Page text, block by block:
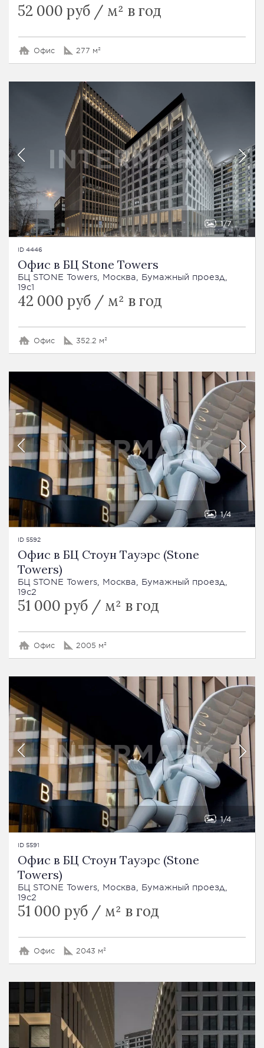
52 000 руб / м² в год
Офис 277 м²
1 7
ID 4446
Офис в БЦ Stone Towers
БЦ STONE Towers, Москва, Бумажный проезд,
19с1
42 000 руб / м² в год
Офис 352.2 м²
1 4
ID 5592
Офис в БЦ Стоун Тауэрс (Stone
Towers)
БЦ STONE Towers, Москва, Бумажный проезд,
19с2
51 000 руб / м² в год
Офис 2005 м²
1 4
ID 5591
Офис в БЦ Стоун Тауэрс (Stone
Towers)
БЦ STONE Towers, Москва, Бумажный проезд,
19с2
51 000 руб / м² в год
Офис 2043 м²